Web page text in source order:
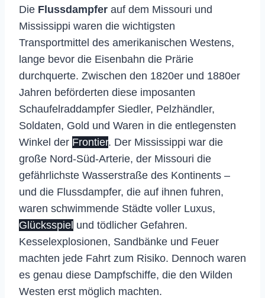
Die Flussdampfer auf dem Missouri und
Mississippi waren die wichtigsten
Transportmittel des amerikanischen Westens,
lange bevor die Eisenbahn die Prärie
durchquerte. Zwischen den 1820er und 1880er
Jahren beförderten diese imposanten
Schaufelraddampfer Siedler, Pelzhändler,
Soldaten, Gold und Waren in die entlegensten
Winkel der Frontier. Der Mississippi war die
große Nord-Süd-Arterie, der Missouri die
gefährlichste Wasserstraße des Kontinents –
und die Flussdampfer, die auf ihnen fuhren,
waren schwimmende Städte voller Luxus,
Glücksspiel und tödlicher Gefahren.
Kesselexplosionen, Sandbänke und Feuer
machten jede Fahrt zum Risiko. Dennoch waren
es genau diese Dampfschiffe, die den Wilden
Westen erst möglich machten.